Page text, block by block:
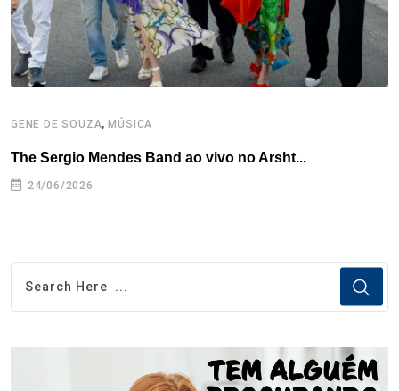
GENE DE SOUZA,MÚSICA
The Sergio Mendes Band ao vivo no Arsht...
24/06/2026